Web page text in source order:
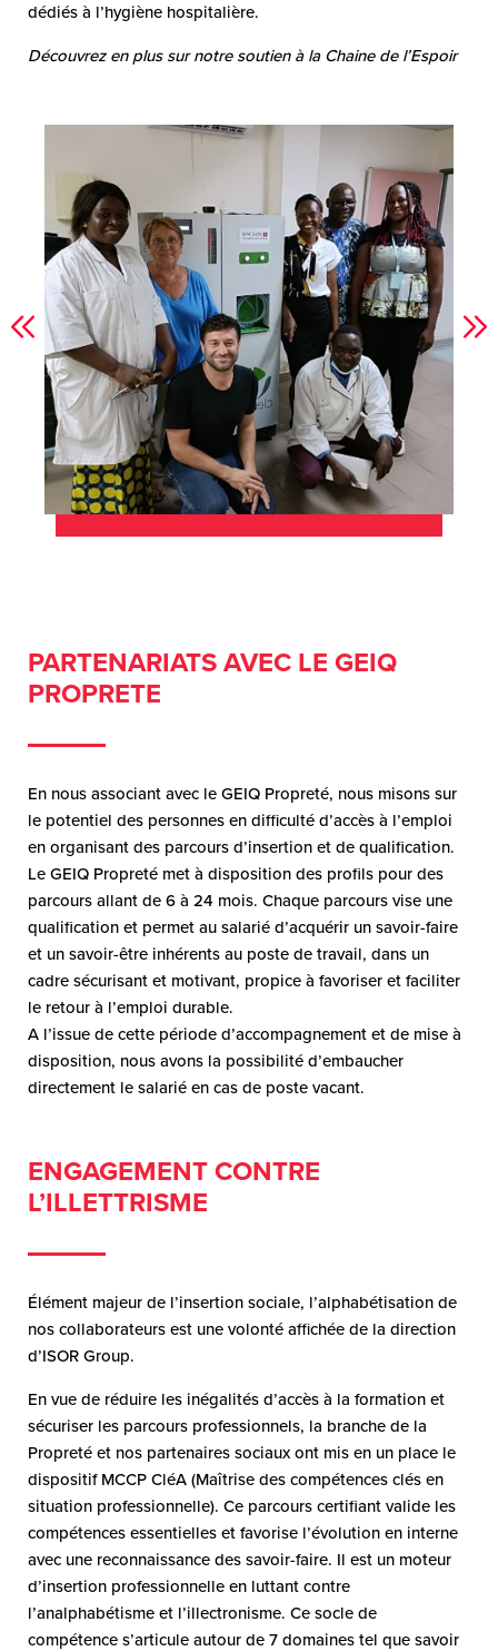
dédiés à l’hygiène hospitalière.
Découvrez en plus sur notre soutien à la Chaine de l’Espoir
PARTENARIATS AVEC LE GEIQ
PROPRETE
En nous associant avec le GEIQ Propreté, nous misons sur
le potentiel des personnes en difficulté d’accès à l’emploi
en organisant des parcours d’insertion et de qualification.
Le GEIQ Propreté met à disposition des profils pour des
parcours allant de 6 à 24 mois. Chaque parcours vise une
qualification et permet au salarié d’acquérir un savoir-faire
et un savoir-être inhérents au poste de travail, dans un
cadre sécurisant et motivant, propice à favoriser et faciliter
le retour à l’emploi durable.
A l’issue de cette période d’accompagnement et de mise à
disposition, nous avons la possibilité d’embaucher
directement le salarié en cas de poste vacant.
ENGAGEMENT CONTRE
L’ILLETTRISME
Élément majeur de l’insertion sociale, l’alphabétisation de
nos collaborateurs est une volonté affichée de la direction
d’ISOR Group.
En vue de réduire les inégalités d’accès à la formation et
sécuriser les parcours professionnels, la branche de la
Propreté et nos partenaires sociaux ont mis en un place le
dispositif MCCP CléA (Maîtrise des compétences clés en
situation professionnelle). Ce parcours certifiant valide les
compétences essentielles et favorise l’évolution en interne
avec une reconnaissance des savoir-faire. Il est un moteur
d’insertion professionnelle en luttant contre
l’analphabétisme et l’illectronisme. Ce socle de
compétence s’articule autour de 7 domaines tel que savoir